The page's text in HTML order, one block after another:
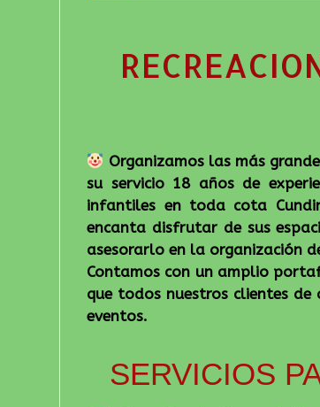
Organizamos las más
su servicio 18 años de
infantiles en toda cota
encanta disfrutar de sus
asesorarlo en la organización
Contamos con un amplio
que todos nuestros clientes
eventos.
SERVICIOS